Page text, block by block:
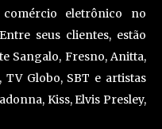
eletrônico no
seus clientes, estão
Sangalo, Fresno, Anitta,
TV Globo, SBT e artistas
Kiss, Elvis Presley,